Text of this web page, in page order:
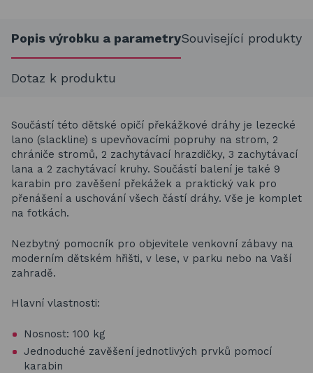
Popis výrobku a parametrySouvisející produkty
Dotaz k produktu
Součástí této dětské opičí překážkové dráhy je lezecké
lano (slackline) s upevňovacími popruhy na strom, 2
chrániče stromů, 2 zachytávací hrazdičky, 3 zachytávací
lana a 2 zachytávací kruhy. Součástí balení je také 9
karabin pro zavěšení překážek a praktický vak pro
přenášení a uschování všech částí dráhy. Vše je komplet
na fotkách.
Nezbytný pomocník pro objevitele venkovní zábavy na
moderním dětském hřišti, v lese, v parku nebo na Vaší
zahradě.
Hlavní vlastnosti:
Nosnost: 100 kg
Jednoduché zavěšení jednotlivých prvků pomocí
karabin